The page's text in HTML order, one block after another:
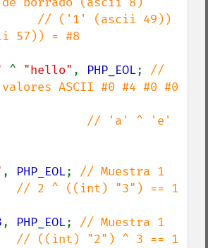
57)) = #8
^ "hello" , PHP_EOL; //
ASCII #0 #4 #0 #0
, PHP_EOL; // Muestra 1
, PHP_EOL; // Muestra 1